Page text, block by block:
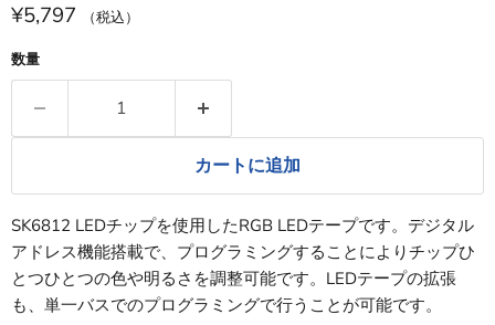
¥5,797 （税込）
数量
カートに追加
SK6812 LEDチップを使用したRGB LEDテープです。デジタル
アドレス機能搭載で、プログラミングすることによりチップひ
とつひとつの色や明るさを調整可能です。LEDテープの拡張
も、単一バスでのプログラミングで行うことが可能です。